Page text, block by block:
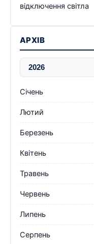
відключення світла
АРХІВ
Січень
Лютий
Березень
Квітень
Травень
Червень
Липень
Серпень